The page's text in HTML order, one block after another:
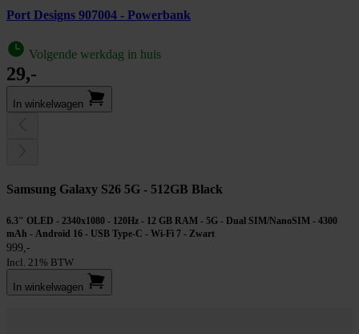
Port Designs 907004 - Powerbank
Volgende werkdag in huis
29,-
In winkel­wagen
Samsung Galaxy S26 5G - 512GB Black
6.3" OLED - 2340x1080 - 120Hz - 12 GB RAM - 5G - Dual SIM/NanoSIM - 4300
mAh - Android 16 - USB Type-C - Wi-Fi 7 - Zwart
999,-
Incl. 21% BTW
In winkel­wagen